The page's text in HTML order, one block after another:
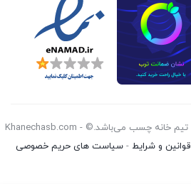
کليه حقوق اين سايت متعلق به تیم خانه چسب می‌باشد.© Khanechasb.com -
قوانین و شرایط - سیاست های حریم خصوصی